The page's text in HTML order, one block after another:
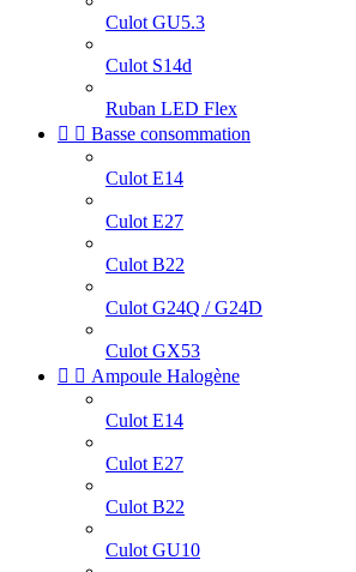
Culot GU5.3
Culot S14d
Ruban LED Flex
  Basse consommation
Culot E14
Culot E27
Culot B22
Culot G24Q / G24D
Culot GX53
  Ampoule Halogène
Culot E14
Culot E27
Culot B22
Culot GU10